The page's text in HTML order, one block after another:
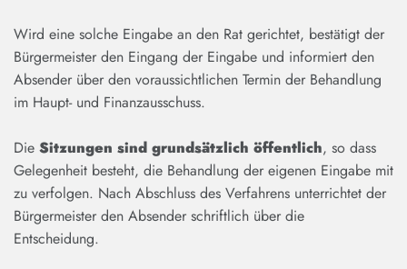
Wird eine solche Eingabe an den Rat gerichtet, bestätigt der
Bürgermeister den Eingang der Eingabe und informiert den
Absender über den voraussichtlichen Termin der Behandlung
im Haupt- und Finanzausschuss.
Die Sitzungen sind grundsätzlich öffentlich, so dass
Gelegenheit besteht, die Behandlung der eigenen Eingabe mit
zu verfolgen. Nach Abschluss des Verfahrens unterrichtet der
Bürgermeister den Absender schriftlich über die
Entscheidung.